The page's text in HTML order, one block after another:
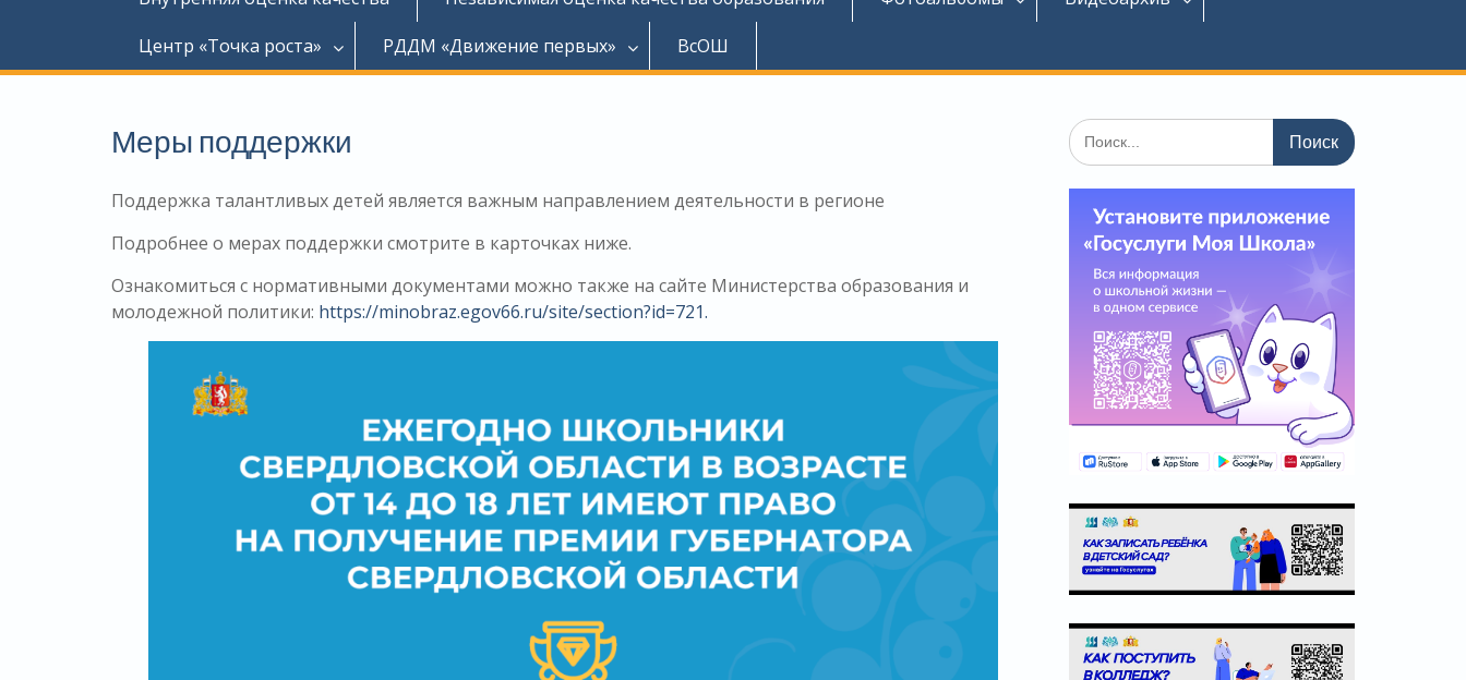
Центр «Точка роста»
РДДМ «Движение первых» ВсОШ
Меры поддержки
Поддержка талантливых детей является важным направлением деятельности в регионе
Подробнее о мерах поддержки смотрите в карточках ниже.
Ознакомиться с нормативными документами можно также на сайте Министерства образования и
молодежной политики: https://minobraz.egov66.ru/site/section?id=721.
Поиск
по: